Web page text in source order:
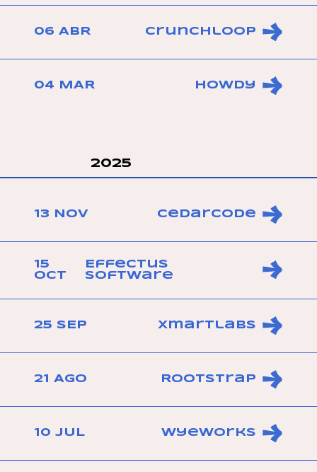
06 ABR Crunchloop
04 MAR Howdy
2025
13 NOV Cedarcode
15
OCT
Effectus
Software
25 SEP Xmartlabs
21 AGO Rootstrap
10 JUL WyeWorks